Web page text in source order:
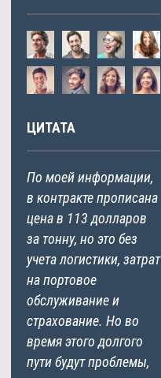
ЦИТАТА
По моей информации,
в контракте прописана
цена в 113 долларов
за тонну, но это без
учета логистики, затрат
на портовое
обслуживание и
страхование. Но во
время этого долгого
пути будут проблемы,